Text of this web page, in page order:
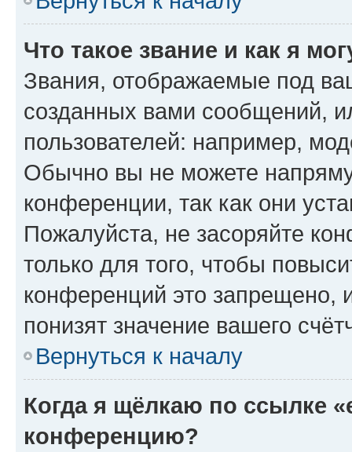
Что такое звание и как я
Звания, отображаемые под
созданных вами сообщений,
пользователей: например,
Обычно вы не можете
конференции, так как они
Пожалуйста, не засоряйте
только для того, чтобы
конференций это запрещено,
понизят значение вашего
Вернуться к началу
Когда я щёлкаю по ссылке
конференцию?